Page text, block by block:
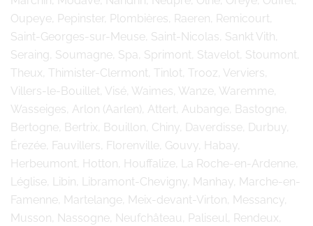
Oupeye, Pepinster, Plombières, Raeren, Remicourt,
Saint-Georges-sur-Meuse, Saint-Nicolas, Sankt Vith,
Seraing, Soumagne, Spa, Sprimont, Stavelot, Stoumont,
Theux, Thimister-Clermont, Tinlot, Trooz, Verviers,
Villers-le-Bouillet, Visé, Waimes, Wanze, Waremme,
Wasseiges, Arlon (Aarlen), Attert, Aubange, Bastogne,
Bertogne, Bertrix, Bouillon, Chiny, Daverdisse, Durbuy,
Érezée, Fauvillers, Florenville, Gouvy, Habay,
Herbeumont, Hotton, Houffalize, La Roche-en-Ardenne,
Léglise, Libin, Libramont-Chevigny, Manhay, Marche-en-
Famenne, Martelange, Meix-devant-Virton, Messancy,
Musson, Nassogne, Neufchâteau, Paliseul, Rendeux,